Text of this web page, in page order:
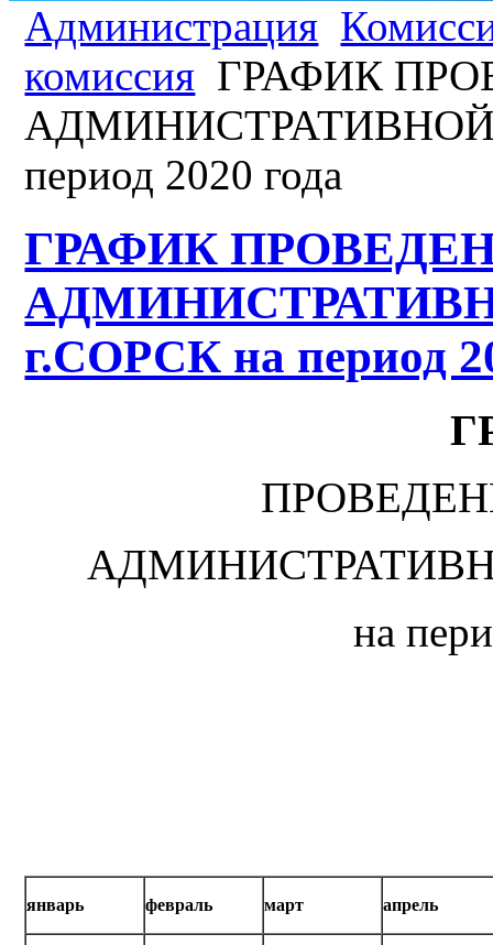
Администрация
комиссия ГРАФИК
период 2020 года
ГРАФИК
г.СОРСК на период
на
январь февраль март апрель